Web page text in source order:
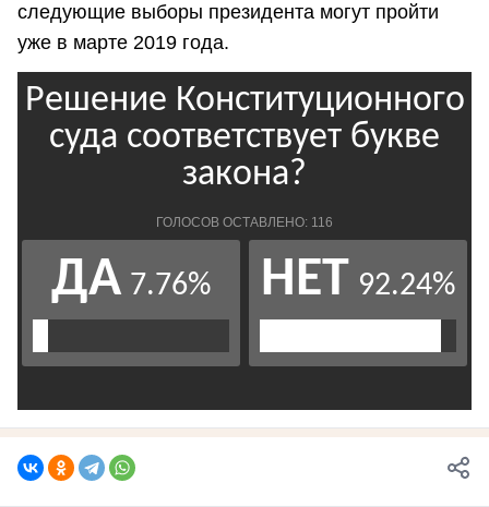
следующие выборы президента могут пройти
уже в марте 2019 года.